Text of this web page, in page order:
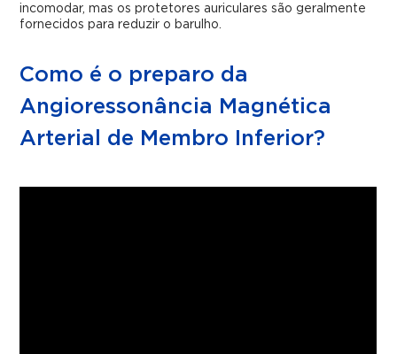
incomodar, mas os protetores auriculares são geralmente
fornecidos para reduzir o barulho.
Como é o preparo da
Angioressonância Magnética
Arterial de Membro Inferior?